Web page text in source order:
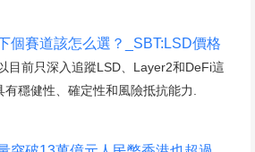
個賽道該怎么選？_SBT:LSD價格
目前只深入追蹤LSD、Layer2和DeFi這
穩健性、確定性和風險抵抗能力.